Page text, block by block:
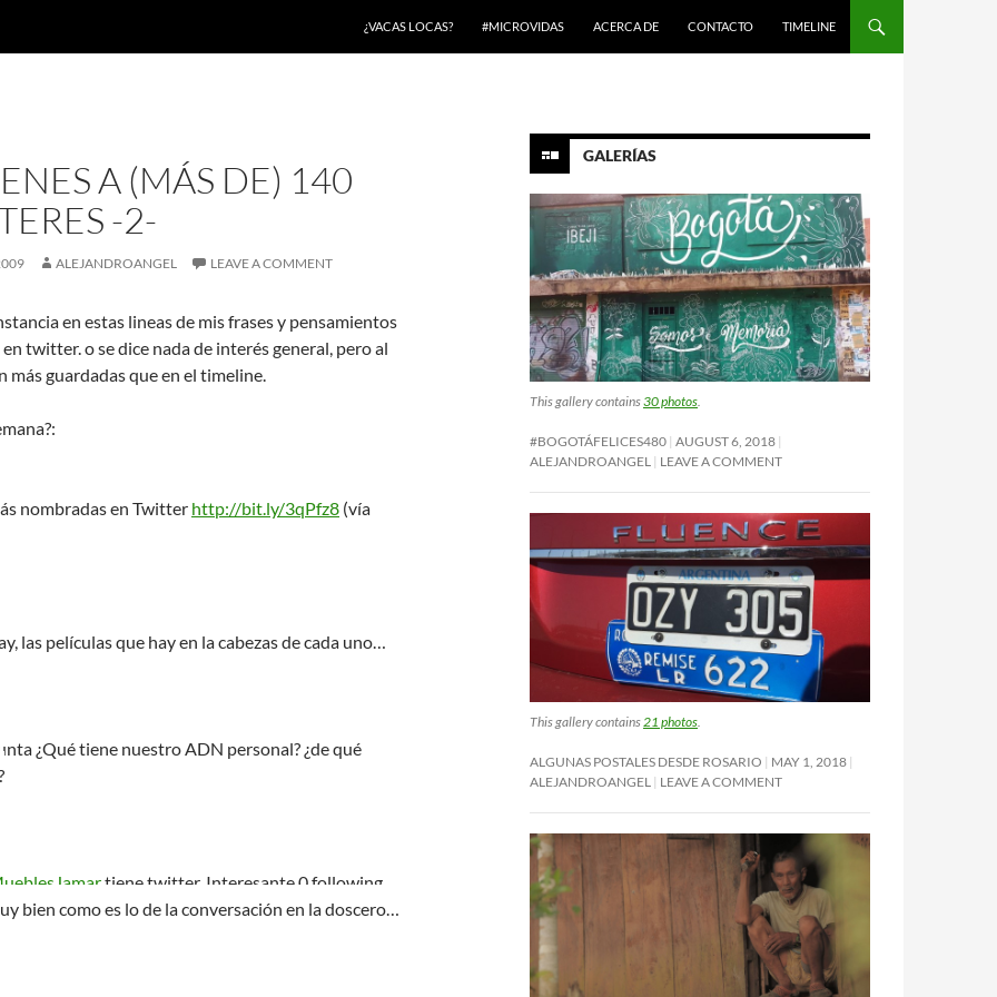
¿VACAS LOCAS? #MICROVIDAS ACERCA DE CONTACTO TIMELINE
A (MÁS DE) 140
-2-
ALEJANDROANGEL LEAVE A COMMENT
en estas lineas de mis frases y pensamientos
twitter. o se dice nada de interés general, pero al
más guardadas que en el timeline.
nombradas en Twitter http://bit.ly/3qPfz8 (vía
las películas que hay en la cabezas de cada uno…
¿Qué tiene nuestro ADN personal? ¿de qué
tiene twitter. Interesante 0 following.
bien como es lo de la conversación en la doscero…
GALERÍAS
This gallery contains30 photos.
#BOGOTÁFELICES480 AUGUST 6, 2018
ALEJANDROANGEL LEAVE A COMMENT
This gallery contains 21 photos
ALGUNAS POSTALES DESDE ROSARIO
MAY 1, 2018
ALEJANDROANGEL
LEAVE A COMMENT